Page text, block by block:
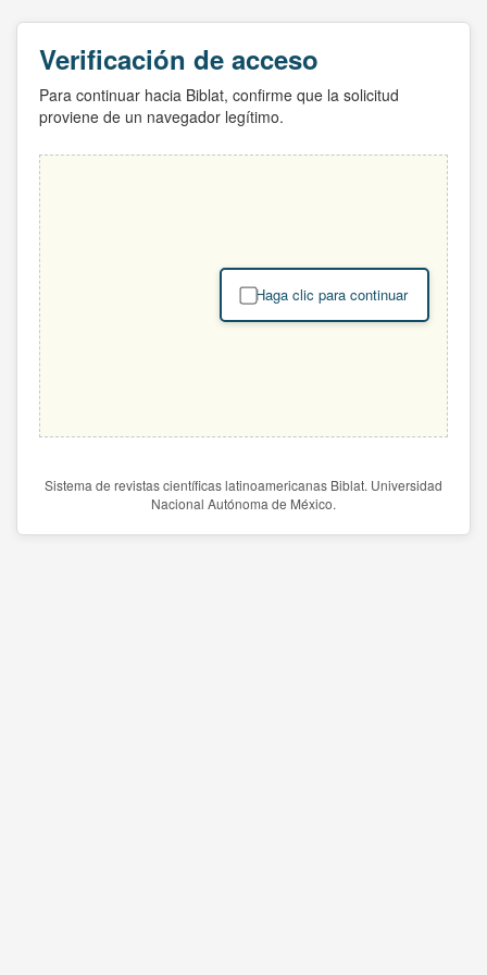
Verificación de acceso
Para continuar hacia Biblat, confirme que la solicitud
proviene de un navegador legítimo.
Haga clic para continuar
Sistema de revistas científicas latinoamericanas Biblat. Universidad
Nacional Autónoma de México.